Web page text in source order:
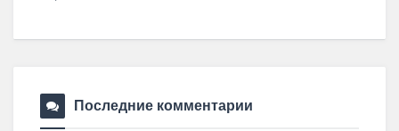
Последние комментарии